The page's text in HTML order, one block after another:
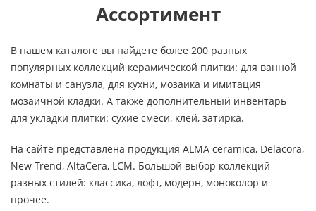
Ассортимент
В нашем каталоге вы найдете более 200 разных
популярных коллекций керамической плитки: для ванной
комнаты и санузла, для кухни, мозаика и имитация
мозаичной кладки. А также дополнительный инвентарь
для укладки плитки: сухие смеси, клей, затирка.
На сайте представлена продукция ALMA ceramica, Delacora,
New Trend, AltaCera, LCM. Большой выбор коллекций
разных стилей: классика, лофт, модерн, моноколор и
прочее.